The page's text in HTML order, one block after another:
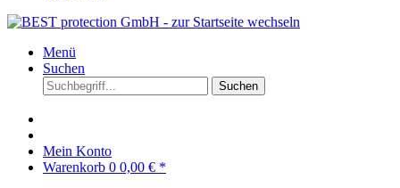
Menü
Suchen
Suchen
Mein Konto
Warenkorb 0 0,00 € *